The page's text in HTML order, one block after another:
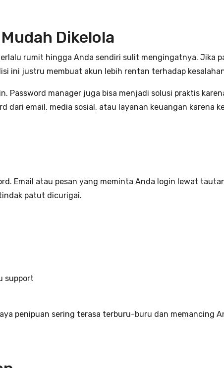
Dikelola
rumit hingga Anda sendiri sulit mengingatnya. Jika
ini justru membuat akun lebih rentan terhadap
Password manager juga bisa menjadi solusi praktis
dari email, media sosial, atau layanan keuangan karena
Email atau pesan yang meminta Anda login lewat
patut dicurigai.
support
penipuan sering terasa terburu-buru dan memancing